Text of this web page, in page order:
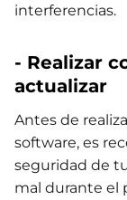
interferencias.
- Realizar
actualizar
Antes de
software, es
seguridad de
mal durante el